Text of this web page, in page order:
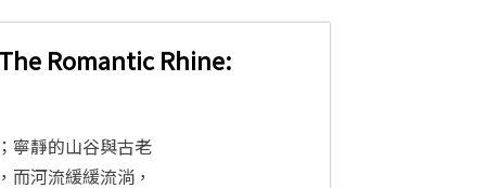
Romantic Rhine:
寧靜的山谷與古老
河流緩緩流淌，